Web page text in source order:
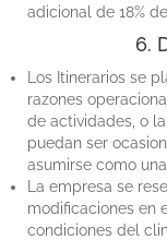
adicional de 18%
6.
Los Itinerarios se
razones
de actividades, o
puedan ser
asumirse como
La empresa se
modificaciones en
condiciones del